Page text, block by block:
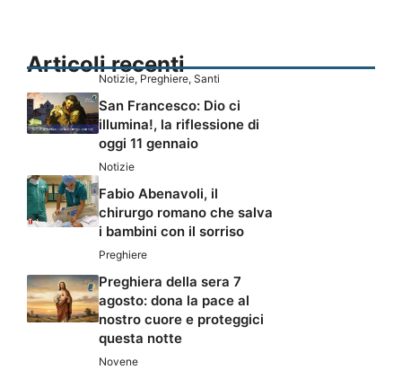
Articoli recenti
Notizie, Preghiere, Santi
San Francesco: Dio ci
illumina!, la riflessione di
oggi 11 gennaio
Notizie
Fabio Abenavoli, il
chirurgo romano che salva
i bambini con il sorriso
Preghiere
Preghiera della sera 7
agosto: dona la pace al
nostro cuore e proteggici
questa notte
Novene